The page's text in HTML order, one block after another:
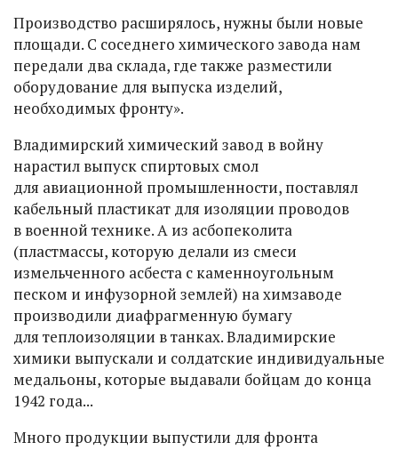
Производство расширялось, нужны были новые
площади. С соседнего химического завода нам
передали два склада, где также разместили
оборудование для выпуска изделий,
необходимых фронту».
Владимирский химический завод в войну
нарастил выпуск спиртовых смол
для авиационной промышленности, поставлял
кабельный пластикат для изоляции проводов
в военной технике. А из асбопеколита
(пластмассы, которую делали из смеси
измельченного асбеста с каменноугольным
песком и инфузорной землей) на химзаводе
производили диафрагменную бумагу
для теплоизоляции в танках. Владимирские
химики выпускали и солдатские индивидуальные
медальоны, которые выдавали бойцам до конца
1942 года...
Много продукции выпустили для фронта